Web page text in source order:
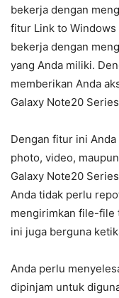
bekerja dengan
fitur Link to
bekerja dengan
yang Anda miliki.
memberikan Anda
Galaxy Note20
Dengan fitur ini
photo, video,
Galaxy Note20
Anda tidak perlu
mengirimkan file-file
ini juga berguna
Anda perlu
dipinjam untuk